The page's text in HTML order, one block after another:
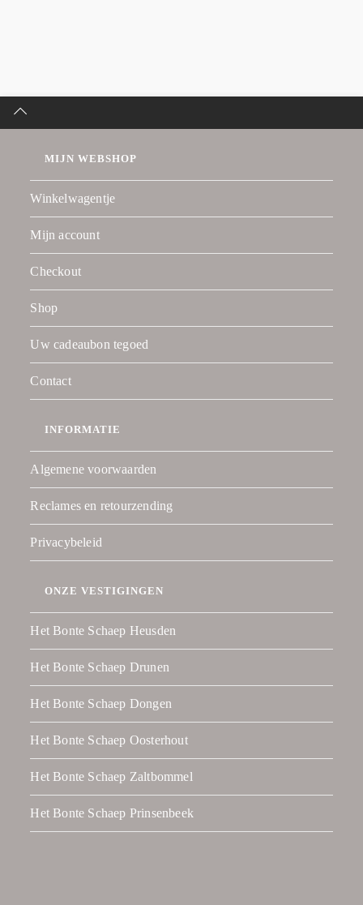
MIJN WEBSHOP
Winkelwagentje
Mijn account
Checkout
Shop
Uw cadeaubon tegoed
Contact
INFORMATIE
Algemene voorwaarden
Reclames en retourzending
Privacybeleid
ONZE VESTIGINGEN
Het Bonte Schaep Heusden
Het Bonte Schaep Drunen
Het Bonte Schaep Dongen
Het Bonte Schaep Oosterhout
Het Bonte Schaep Zaltbommel
Het Bonte Schaep Prinsenbeek